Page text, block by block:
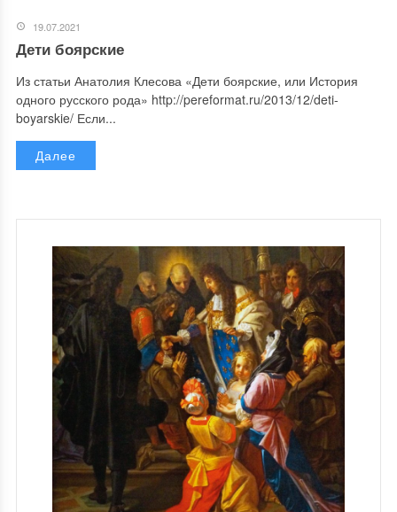
19.07.2021
Дети боярские
Из статьи Анатолия Клесова «Дети боярские, или История
одного русского рода» http://pereformat.ru/2013/12/deti-
boyarskie/ Если...
Далее